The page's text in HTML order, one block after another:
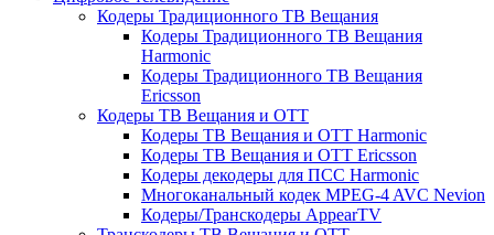
Кодеры Традиционного ТВ Вещания
Кодеры Традиционного ТВ Вещания
Harmonic
Кодеры Традиционного ТВ Вещания
Ericsson
Кодеры ТВ Вещания и ОТТ
Кодеры ТВ Вещания и ОТТ Harmonic
Кодеры ТВ Вещания и ОТТ Ericsson
Кодеры декодеры для ПСС Harmonic
Многоканальный кодек MPEG-4 AVC Nevion
Кодеры/Транскодеры AppearTV